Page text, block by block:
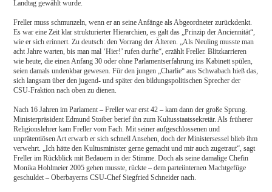
Landtag gewählt wurde.
Freller muss schmunzeln, wenn er an seine Anfänge als Abgeordneter zurückdenkt.
Es war eine Zeit klar strukturierter Hierarchien, es galt das „Prinzip der Anciennität“,
wie er sich erinnert. Zu deutsch: den Vorrang der Älteren. „Als Neuling musste man
acht Jahre warten, bis man mal ‘Hier!’ rufen durfte“, erzählt Freller. Blitzkarrieren
wie heute, die einen Anfang 30 oder ohne Parlamentserfahrung ins Kabinett spülen,
seien damals undenkbar gewesen. Für den jungen „Charlie“ aus Schwabach hieß das,
sich langsam über den jugend- und später den bildungspolitischen Sprecher der
CSU-Fraktion nach oben zu dienen.
Nach 16 Jahren im Parlament – Freller war erst 42 – kam dann der große Sprung.
Ministerpräsident Edmund Stoiber berief ihn zum Kultusstaatssekretär. Als früherer
Religionslehrer kam Freller vom Fach. Mit seiner aufgeschlossenen und
unprätentiösen Art erwarb er sich schnell Ansehen, doch der Ministersessel blieb ihm
verwehrt. „Ich hätte den Kultusminister gerne gemacht und mir auch zugetraut“, sagt
Freller im Rückblick mit Bedauern in der Stimme. Doch als seine damalige Chefin
Monika Hohlmeier 2005 gehen musste, rückte – dem parteiinternen Machtgefüge
geschuldet – Oberbayerns CSU-Chef Siegfried Schneider nach.